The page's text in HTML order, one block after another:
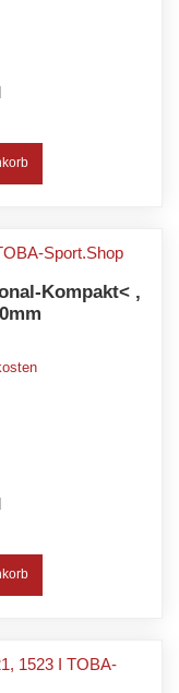
Kompakt< ,